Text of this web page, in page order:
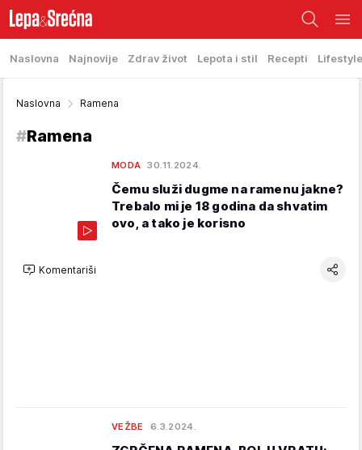
Naslovna Najnovije Zdrav život Lepota i stil Recepti Lifestyle
Naslovna Ramena
#Ramena
MODA 30.11.2024.
Čemu služi dugme na ramenu jakne?
Trebalo mi je 18 godina da shvatim
ovo, a tako je korisno
Komentariši
VEŽBE 6.3.2024.